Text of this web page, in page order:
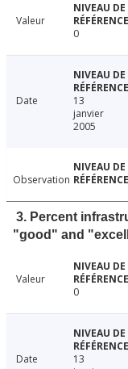
Valeur
0
Date
13
janvier
2005
Observation
3. Percent
"good" and
Valeur
0
Date
13